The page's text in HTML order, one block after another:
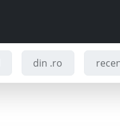
din .ro